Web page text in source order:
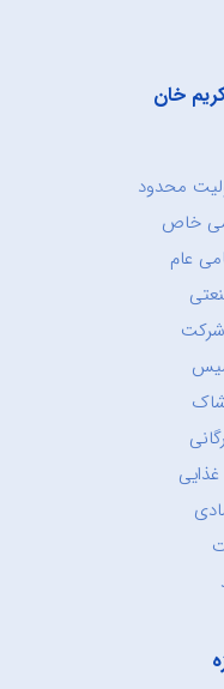
خان
محدود
خاص
عام